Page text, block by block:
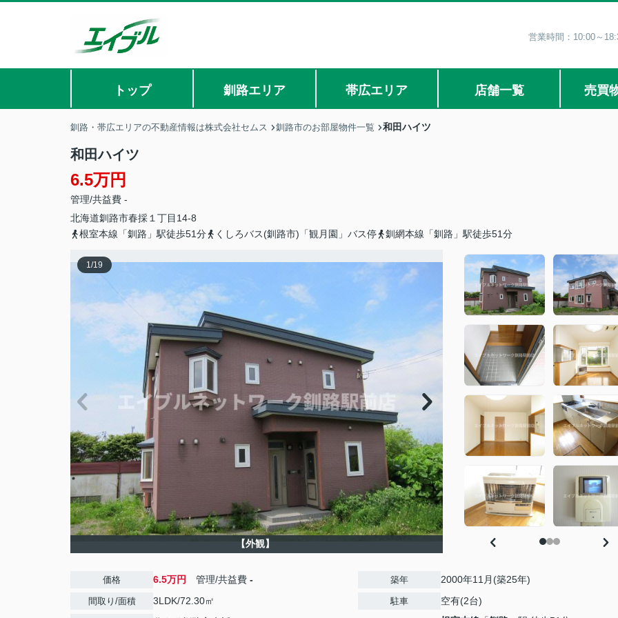
営業時間：10:00～
トップ 釧路エリア 帯広エリア 店舗一覧 売買
釧路・帯広エリアの不動産情報は株式会社セムス 釧路市のお部屋物件一覧 和田ハイツ
和田ハイツ
6.5万円
管理/共益費 -
北海道釧路市春採 １丁目14-8
根室本線「釧路」駅徒歩51分
くしろバス(釧路市)「観月園」バス停 釧網本線「釧路」駅徒歩51分
1/19
【外観】
価格 6.5万円 管理/共益費 -
間取り/面積 3LDK/72.30㎡
築年 2000年11月(築25年)
駐車
空有(2台)